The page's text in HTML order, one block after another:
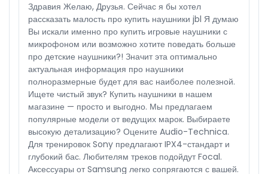
Здравия Желаю, Друзья. Сейчас я бы хотел
рассказать малость про купить наушники jbl Я думаю
Вы искали именно про купить игровые наушники с
микрофоном или возможно хотите поведать больше
про детские наушники?! Значит эта оптимально
актуальная информация про наушники
полноразмерные будет для вас наиболее полезной.
Ищете чистый звук? Купить наушники в нашем
магазине — просто и выгодно. Мы предлагаем
популярные модели от ведущих марок. Выбираете
высокую детализацию? Оцените Audio-Technica.
Для тренировок Sony предлагают IPX4-стандарт и
глубокий бас. Любителям треков подойдут Focal.
Аксессуары от Samsung легко сопрягаются с вашей.